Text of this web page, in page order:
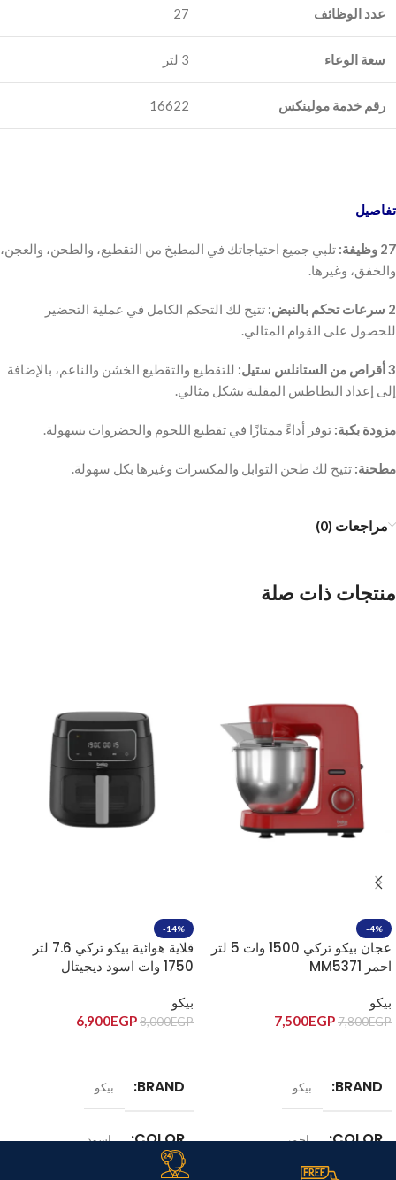
عدد الوظائف 27
سعة الوعاء 3 لتر
رقم خدمة مولينكس 16622
تفاصيل
27 وظيفة:
تلبي جميع احتياجاتك في المطبخ من التقطيع، والطحن، والعجن،
والخفق، وغيرها.
2 سرعات تحكم بالنبض:
تتيح لك التحكم الكامل في عملية التحضير
للحصول على القوام المثالي.
3 أقراص من الستانلس ستيل:
للتقطيع والتقطيع الخشن والناعم، بالإضافة
إلى إعداد البطاطس المقلية بشكل مثالي.
مزودة بكبة: توفر أداءً ممتازًا في تقطيع اللحوم والخضروات بسهولة.
مطحنة: تتيح لك طحن التوابل والمكسرات وغيرها بكل سهولة.
مراجعات (0)
منتجات ذات صلة
-4%
عجان بيكو تركي 1500 وات 5 لتر
احمر MM5371
بيكو
7,800EGP
7,500EGP
BRAND بيكو
COLOR احمر
-14%
قلاية هوائية بيكو تركي 7.6 لتر
1750 وات اسود ديجيتال
بيكو
8,000EGP
6,900EGP
BRAND بيكو
COLOR اسود